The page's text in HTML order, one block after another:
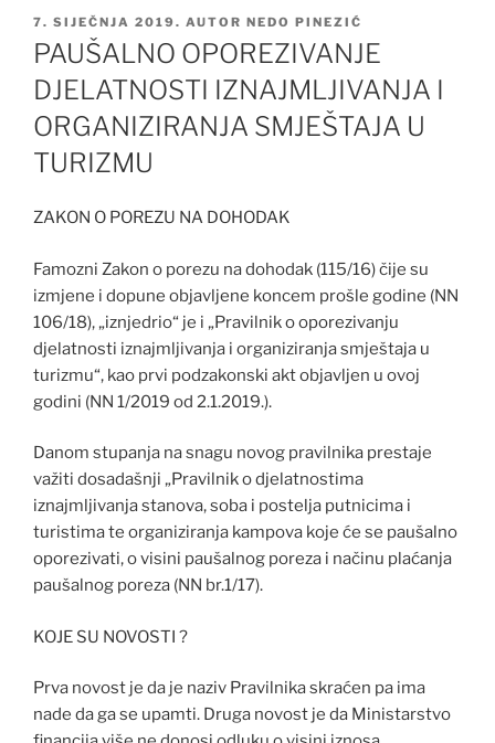
OBJAVLJENO
7. SIJEČNJA 2019. AUTOR NEDO PINEZIĆ
PAUŠALNO OPOREZIVANJE
DJELATNOSTI IZNAJMLJIVANJA I
ORGANIZIRANJA SMJEŠTAJA U
TURIZMU
ZAKON O POREZU NA DOHODAK
Famozni Zakon o porezu na dohodak (115/16) čije su
izmjene i dopune objavljene koncem prošle godine (NN
106/18), „iznjedrio“ je i „Pravilnik o oporezivanju
djelatnosti iznajmljivanja i organiziranja smještaja u
turizmu“, kao prvi podzakonski akt objavljen u ovoj
godini (NN 1/2019 od 2.1.2019.).
Danom stupanja na snagu novog pravilnika prestaje
važiti dosadašnji „Pravilnik o djelatnostima
iznajmljivanja stanova, soba i postelja putnicima i
turistima te organiziranja kampova koje će se paušalno
oporezivati, o visini paušalnog poreza i načinu plaćanja
paušalnog poreza (NN br.1/17).
KOJE SU NOVOSTI ?
Prva novost je da je naziv Pravilnika skraćen pa ima
nade da ga se upamti. Druga novost je da Ministarstvo